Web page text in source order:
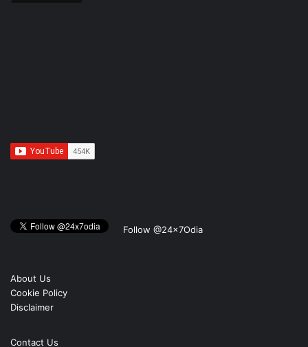
Follow @24x7Odia
About Us
Cookie Policy
Disclaimer
Contact Us